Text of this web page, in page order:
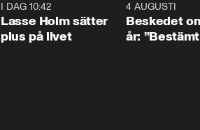
1:04
I DAG 10:42
Lasse Holm sätter
plus på livet
4 AUGUSTI
Beskedet
år: